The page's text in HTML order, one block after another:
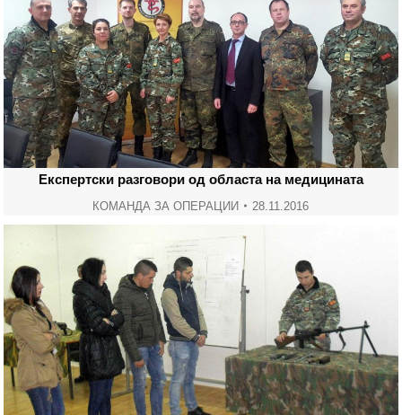
Експертски разговори од областа на медицината
КОМАНДА ЗА ОПЕРАЦИИ 28.11.2016